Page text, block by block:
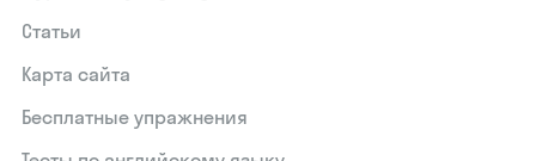
Статьи
Карта сайта
Бесплатные упражнения